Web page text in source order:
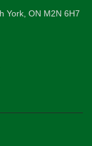
York, ON M2N 6H7